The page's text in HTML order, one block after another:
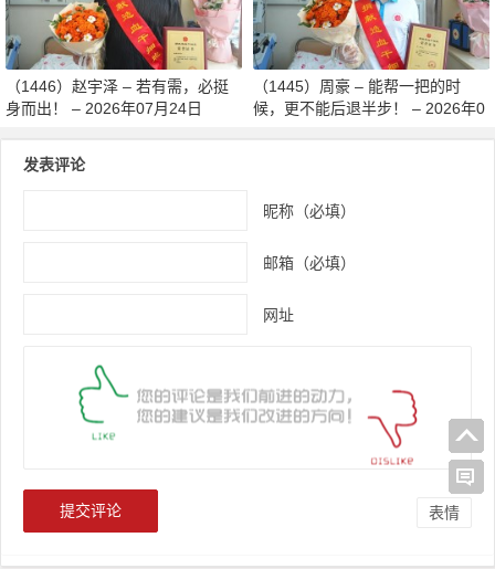
（1446）赵宇泽 – 若有需，必挺
身而出！ – 2026年07月24日
（1445）周豪 – 能帮一把的时
候，更不能后退半步！ – 2026年0
发表评论
昵称（必填）
邮箱（必填）
网址
表情